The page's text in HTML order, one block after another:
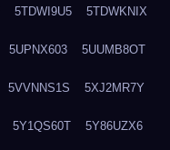
5TDWI9U5 5TDWKNIX
5UPNX603 5UUMB8OT
5VVNNS1S 5XJ2MR7Y
5Y1QS60T 5Y86UZX6